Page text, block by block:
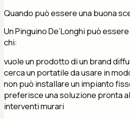
Quando può essere una buona
Un Pinguino De’Longhi può
chi:
vuole un prodotto di un brand
cerca un portatile da usare in
non può installare un impianto
preferisce una soluzione pronta
interventi murari